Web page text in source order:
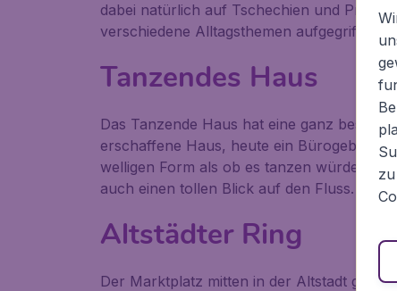
dabei natürlich auf Tschechien und Prag.
verschiedene Alltagsthemen aufgegriffen,
Tanzendes Haus
Das Tanzende Haus hat eine ganz
erschaffene Haus, heute ein
welligen Form als ob es tanzen würde. Es
auch einen tollen Blick auf den Fluss.
Altstädter Ring
Der Marktplatz mitten in der Altstadt